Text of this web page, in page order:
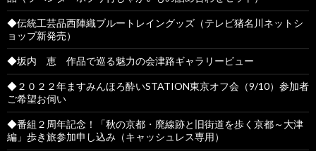
◆伝統工芸品西陣織ブルートレイングッズ（テレビ猪名川ネットシ
ョップ新発売）
◆坂内 恵 作品で巡る魅力の会津路ギャラリービュー
◆２０２２年ますみんほろ酔いSTATION東京オフ会（9/10）参加者
ご希望お伺い
◆番組２周年記念！「秋の京都・廃線跡と旧街道を歩く京都～大津
編」歩き旅参加申し込み（キャッシュレス専用）